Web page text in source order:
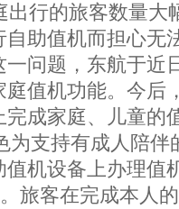
行的旅客数量大
助值机而担心无
问题，东航于近
值机功能。今后
成家庭、儿童的
为支持有成人陪
机设备上办理值
旅客在完成本人